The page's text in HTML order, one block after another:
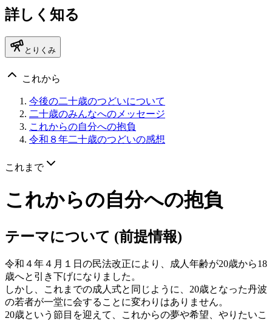
詳しく知る
とりくみ
これから
今後の二十歳のつどいについて
二十歳のみんなへのメッセージ
これからの自分への抱負
令和８年二十歳のつどいの感想
これまで
これからの自分への抱負
テーマについて (前提情報)
令和４年４月１日の民法改正により、成人年齢が20歳から18
歳へと引き下げになりました。
しかし、これまでの成人式と同じように、20歳となった丹波
の若者が一堂に会することに変わりはありません。
20歳という節目を迎えて、これからの夢や希望、やりたいこ